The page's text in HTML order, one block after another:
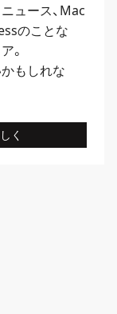
ニュース、 Mac
のことな
。
もしれな
く